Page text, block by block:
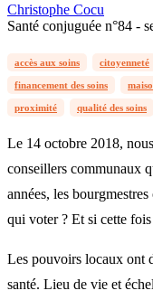
Christophe Cocu
Santé conjuguée n°84 -
accès aux soins citoyenneté
financement des soins
proximité qualité des soins
Le 14 octobre 2018,
conseillers communaux
années, les
qui voter ? Et si cette
Les pouvoirs locaux ont
santé. Lieu de vie et